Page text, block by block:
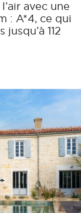
avec une
: A*4, ce qui
112